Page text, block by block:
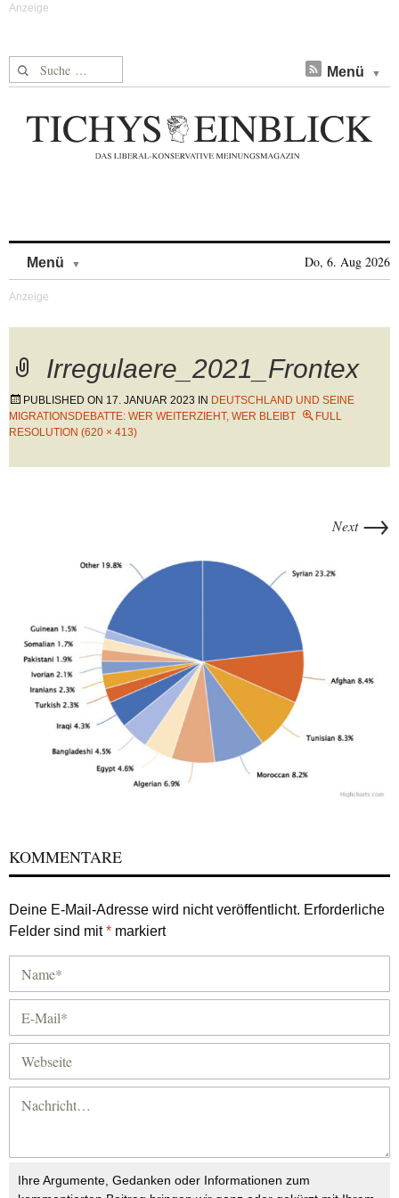
Suche nach: Menü
Menü Do, 6. Aug 2026
Irregulaere_2021_Frontex
PUBLISHED ON 17. JANUAR 2023 IN DEUTSCHLAND UND SEINE
MIGRATIONSDEBATTE: WER WEITERZIEHT, WER BLEIBT
FULL
RESOLUTION (620 × 413)
Next →
KOMMENTARE
Deine E-Mail-Adresse wird nicht veröffentlicht. Erforderliche
Felder sind mit* markiert
Ihre Argumente, Gedanken oder Informationen zum